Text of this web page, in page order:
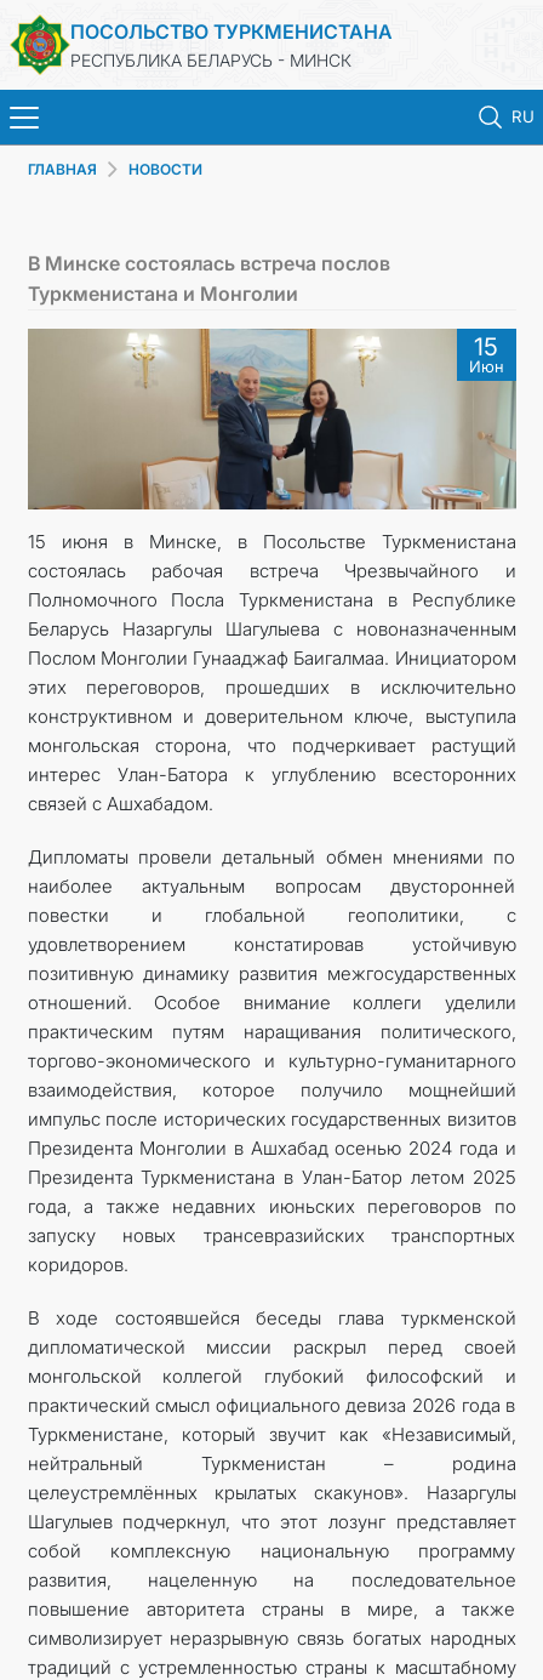
ПОСОЛЬСТВО ТУРКМЕНИСТАНА
РЕСПУБЛИКА БЕЛАРУСЬ - МИНСК
RU
КОНСУЛЬСКИЕ УСЛУГИ
МИД
КОНТАКТНЫЕ ДАННЫЕ
ГЛАВНАЯ НОВОСТИ
В Минске состоялась встреча послов
Туркменистана и Монголии
15
Июн
15 июня в Минске, в Посольстве Туркменистана
состоялась рабочая встреча Чрезвычайного и
Полномочного Посла Туркменистана в Республике
Беларусь Назаргулы Шагулыева с новоназначенным
Послом Монголии Гунааджаф Баигалмаа. Инициатором
этих переговоров, прошедших в исключительно
конструктивном и доверительном ключе, выступила
монгольская сторона, что подчеркивает растущий
интерес Улан-Батора к углублению всесторонних
связей с Ашхабадом.
Дипломаты провели детальный обмен мнениями по
наиболее актуальным вопросам двусторонней
повестки и глобальной геополитики, с
удовлетворением констатировав устойчивую
позитивную динамику развития межгосударственных
отношений. Особое внимание коллеги уделили
практическим путям наращивания политического,
торгово-экономического и культурно-гуманитарного
взаимодействия, которое получило мощнейший
импульс после исторических государственных визитов
Президента Монголии в Ашхабад осенью 2024 года и
Президента Туркменистана в Улан-Батор летом 2025
года, а также недавних июньских переговоров по
запуску новых трансевразийских транспортных
коридоров.
В ходе состоявшейся беседы глава туркменской
дипломатической миссии раскрыл перед своей
монгольской коллегой глубокий философский и
практический смысл официального девиза 2026 года в
Туркменистане, который звучит как «Независимый,
нейтральный Туркменистан – родина
целеустремлённых крылатых скакунов». Назаргулы
Шагулыев подчеркнул, что этот лозунг представляет
собой комплексную национальную программу
развития, нацеленную на последовательное
повышение авторитета страны в мире, а также
символизирует неразрывную связь богатых народных
традиций с устремленностью страны к масштабному